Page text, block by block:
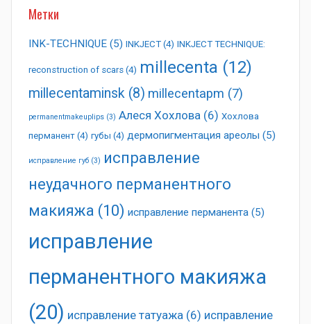
Метки
INK-TECHNIQUE (5) INKJECT (4) INKJECT TECHNIQUE:
reconstruction of scars (4) millecenta (12)
millecentaminsk (8) millecentapm (7)
permanentmakeuplips (3) Алеся Хохлова (6) Хохлова
перманент (4) губы (4) дермопигментация ареолы (5)
исправление губ (3) исправление
неудачного перманентного
макияжа (10) исправление перманента (5)
исправление
перманентного макияжа
(20) исправление татуажа (6) исправление